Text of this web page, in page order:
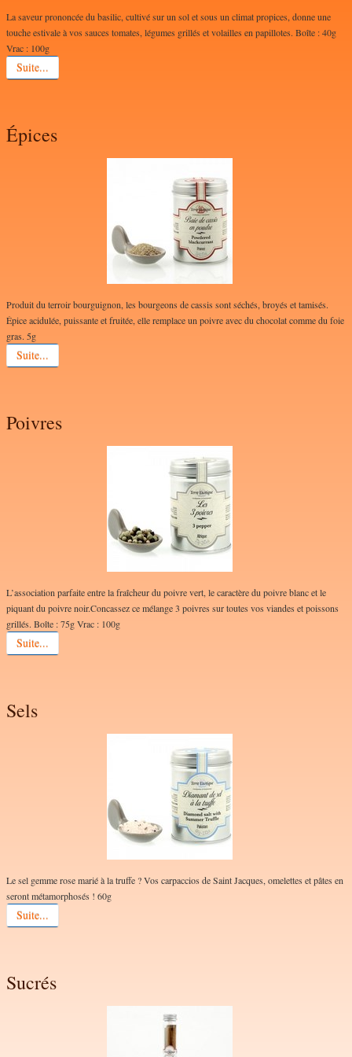
Dragées Médicis
Monbana
La saveur prononcée du basilic, cultivé sur un sol et sous un climat propices, donne une
touche estivale à vos sauces tomates, légumes grillés et volailles en papillotes. Boîte : 40g
Vrac : 100g
Suite...
Épices
Produit du terroir bourguignon, les bourgeons de cassis sont séchés, broyés et tamisés.
Épice acidulée, puissante et fruitée, elle remplace un poivre avec du chocolat comme du foie
gras. 5g
Suite...
Poivres
L’association parfaite entre la fraîcheur du poivre vert, le caractère du poivre blanc et le
piquant du poivre noir.Concassez ce mélange 3 poivres sur toutes vos viandes et poissons
grillés. Boîte : 75g Vrac : 100g
Suite...
Sels
Le sel gemme rose marié à la truffe ? Vos carpaccios de Saint Jacques, omelettes et pâtes en
seront métamorphosés ! 60g
Suite...
Sucrés